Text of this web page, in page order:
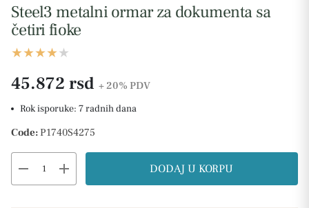
Steel3 metalni ormar za dokumenta sa
četiri fioke
45.872 rsd + 20% PDV
Rok isporuke: 7 radnih dana
Code: P1740S4275
remove add DODAJ U KORPU